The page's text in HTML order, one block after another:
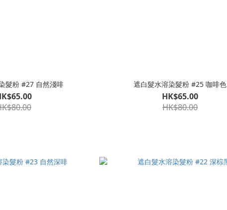
髮粉 #27 自然淺啡 遮白髮水溶染髮粉 #25 咖啡色
HK$65.00
HK$80.00